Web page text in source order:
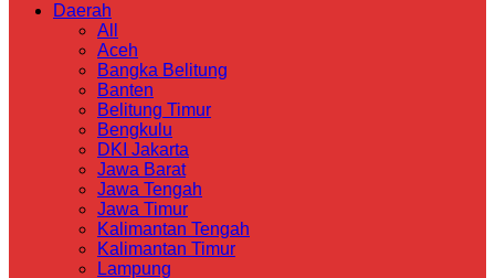
Daerah
All
Aceh
Bangka Belitung
Banten
Belitung Timur
Bengkulu
DKI Jakarta
Jawa Barat
Jawa Tengah
Jawa Timur
Kalimantan Tengah
Kalimantan Timur
Lampung